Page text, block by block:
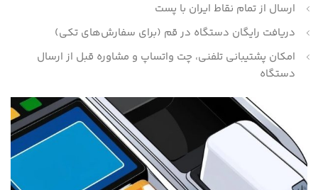
ارسال از تمام نقاط ایران با پست
دریافت رایگان دستگاه در قم (برای سفارش‌های تکی)
امکان پشتیبانی تلفنی، چت واتساپ و مشاوره قبل از ارسال
دستگاه